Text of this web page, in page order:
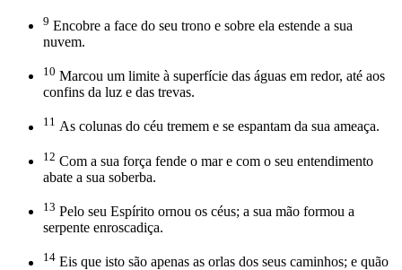
9 Encobre a face do seu trono e sobre ela estende a sua
nuvem.
10 Marcou um limite à superfície das águas em redor, até aos
confins da luz e das trevas.
11 As colunas do céu tremem e se espantam da sua ameaça.
12 Com a sua força fende o mar e com o seu entendimento
abate a sua soberba.
13 Pelo seu Espírito ornou os céus; a sua mão formou a
serpente enroscadiça.
14 Eis que isto são apenas as orlas dos seus caminhos; e quão